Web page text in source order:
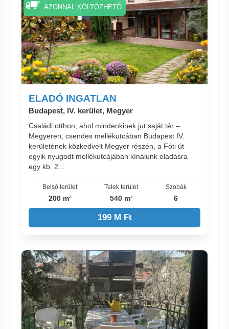
ELADÓ INGATLAN
Budapest, IV. kerület, Megyer
Családi otthon, ahol mindenkinek jut saját tér –
Megyeren, csendes mellékutcában Budapest IV.
kerületének közkedvelt Megyer részén, a Fóti út
egyik nyugodt mellékutcájában kínálunk eladásra
egy kb. 2...
Belső terület
200 m²
Telek terület
540 m²
Szobák
6
199 M Ft
AZONNAL KÖLTÖZHETŐ